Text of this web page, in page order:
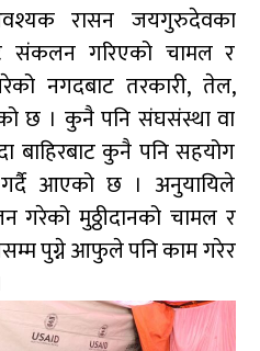
रासन जयगुरुदेवका
संकलन गरिएको चामल र
नगदबाट तरकारी, तेल,
छ । कुनै पनि संघसंस्था वा
बाहिरबाट कुनै पनि सहयोग
गर्दै आएको छ । अनुयायिले
मुठ्ठीदानको चामल र
पुग्ने आफुले पनि काम गरेर